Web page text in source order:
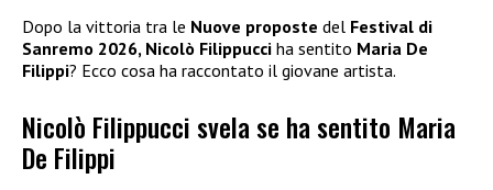
Dopo la vittoria tra le Nuove proposte del Festival di
Sanremo 2026, Nicolò Filippucci ha sentito Maria De
Filippi? Ecco cosa ha raccontato il giovane artista.
Nicolò Filippucci svela se ha sentito Maria
De Filippi